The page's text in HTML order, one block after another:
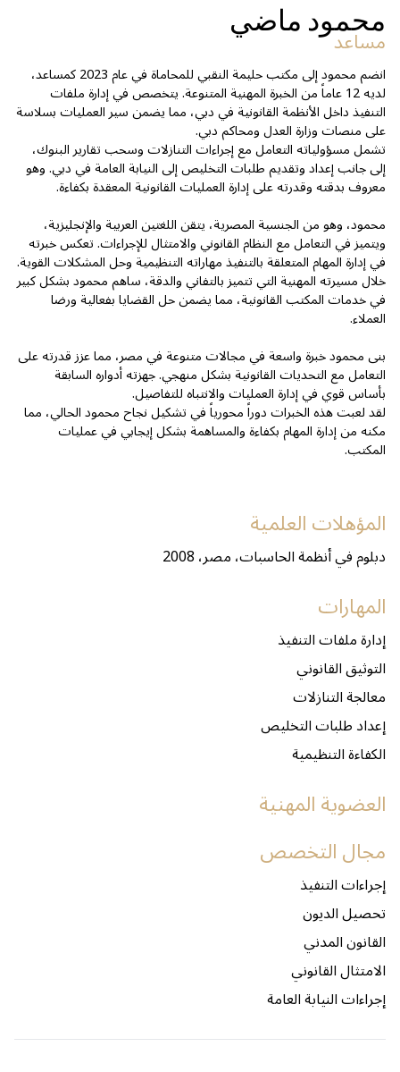
محمود ماضي
مساعد
انضم محمود إلى مكتب حليمة النقبي للمحاماة في عام 2023 كمساعد،
لديه 12 عاماً من الخبرة المهنية المتنوعة. يتخصص في إدارة ملفات
التنفيذ داخل الأنظمة القانونية في دبي، مما يضمن سير العمليات بسلاسة
على منصات وزارة العدل ومحاكم دبي.
تشمل مسؤولياته التعامل مع إجراءات التنازلات وسحب تقارير البنوك،
إلى جانب إعداد وتقديم طلبات التخليص إلى النيابة العامة في دبي. وهو
معروف بدقته وقدرته على إدارة العمليات القانونية المعقدة بكفاءة.
محمود، وهو من الجنسية المصرية، يتقن اللغتين العربية والإنجليزية،
ويتميز في التعامل مع النظام القانوني والامتثال للإجراءات. تعكس خبرته
في إدارة المهام المتعلقة بالتنفيذ مهاراته التنظيمية وحل المشكلات القوية.
خلال مسيرته المهنية التي تتميز بالتفاني والدقة، ساهم محمود بشكل كبير
في خدمات المكتب القانونية، مما يضمن حل القضايا بفعالية ورضا
العملاء.
بنى محمود خبرة واسعة في مجالات متنوعة في مصر، مما عزز قدرته على
التعامل مع التحديات القانونية بشكل منهجي. جهزته أدواره السابقة
بأساس قوي في إدارة العمليات والانتباه للتفاصيل.
لقد لعبت هذه الخبرات دوراً محورياً في تشكيل نجاح محمود الحالي، مما
مكنه من إدارة المهام بكفاءة والمساهمة بشكل إيجابي في عمليات
المكتب.
المؤهلات العلمية
دبلوم في أنظمة الحاسبات، مصر، 2008
المهارات
إدارة ملفات التنفيذ
التوثيق القانوني
معالجة التنازلات
إعداد طلبات التخليص
الكفاءة التنظيمية
العضوية المهنية
مجال التخصص
إجراءات التنفيذ
تحصيل الديون
القانون المدني
الامتثال القانوني
إجراءات النيابة العامة